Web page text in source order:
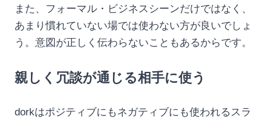
また、フォーマル・ビジネスシーンだけではなく、
あまり慣れていない場では使わない方が良いでしょ
う。意図が正しく伝わらないこともあるからです。
親しく冗談が通じる相手に使う
dorkはポジティブにもネガティブにも使われるスラ